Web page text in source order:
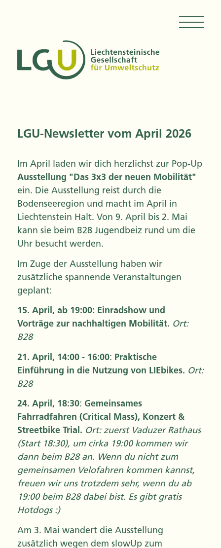
LGU-Newsletter vom April 2026
Im April laden wir dich herzlichst zur Pop-Up
Ausstellung "Das 3x3 der neuen Mobilität"
ein. Die Ausstellung reist durch die
Bodenseeregion und macht im April in
Liechtenstein Halt. Von 9. April bis 2. Mai
kann sie beim B28 Jugendbeiz rund um die
Uhr besucht werden.
Im Zuge der Ausstellung haben wir
zusätzliche spannende Veranstaltungen
geplant:
15. April, ab 19:00: Einradshow und
Vorträge zur nachhaltigen Mobilität. Ort:
B28
21. April, 14:00 - 16:00: Praktische
Einführung in die Nutzung von LIEbikes. Ort:
B28
24. April, 18:30: Gemeinsames
Fahrradfahren (Critical Mass), Konzert &
Streetbike Trial. Ort: zuerst Vaduzer Rathaus
(Start 18:30), um cirka 19:00 kommen wir
dann beim B28 an. Wenn du nicht zum
gemeinsamen Velofahren kommen kannst,
freuen wir uns trotzdem sehr, wenn du ab
19:00 beim B28 dabei bist. Es gibt gratis
Hotdogs :)
Am 3. Mai wandert die Ausstellung
zusätzlich wegen dem slowUp zum